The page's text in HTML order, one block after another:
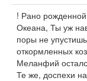
! Рано
Океана, Ты уж
поры не
откормленных
Меланфий
Те же, доспехи